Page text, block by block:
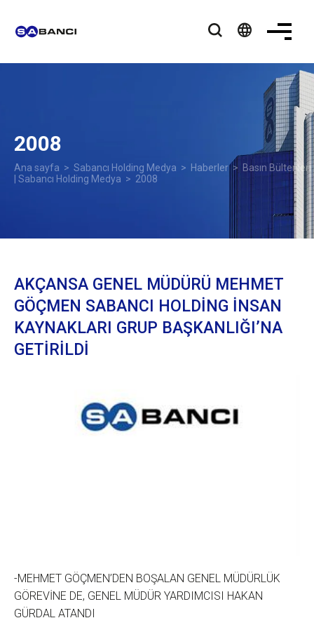
language
2008
Ana sayfa > Sabancı Holding Medya > Haberler> Basın Bültenleri
| Sabancı Holding Medya > 2008
AKÇANSA GENEL MÜDÜRÜ MEHMET
GÖÇMEN SABANCI HOLDİNG İNSAN
KAYNAKLARI GRUP BAŞKANLIĞI’NA
GETİRİLDİ
-MEHMET GÖÇMEN’DEN BOŞALAN GENEL MÜDÜRLÜK
GÖREVİNE DE, GENEL MÜDÜR YARDIMCISI HAKAN
GÜRDAL ATANDI